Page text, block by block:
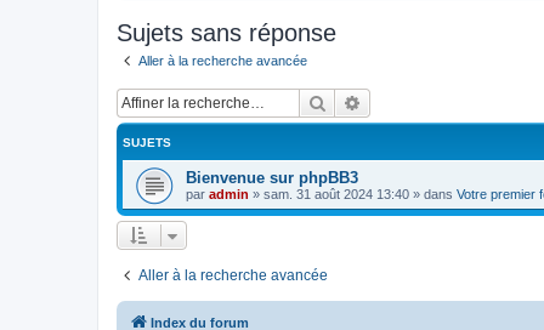
Sujets sans réponse
Aller à la recherche avancée
Rechercher
SUJETS
Bienvenue sur phpBB3
par admin » sam. 31 août 2024 13:40 » dans Votre premier
Aller à la recherche avancée
Index du forum